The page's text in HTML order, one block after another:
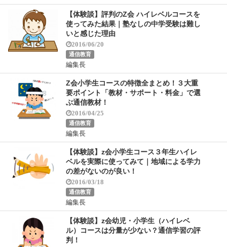
【体験談】評判のZ会 ハイレベルコースを
使ってみた結果｜塾なしの中学受験は難し
いと感じた理由
2016/06/20
通信教育
編集長
Z会小学生コースの特徴全まとめ！３大重
要ポイント「教材・サポート・料金」で選
ぶ通信教材！
2016/04/25
通信教育
編集長
【体験談】z会小学生コース３年生ハイレ
ベルを実際に使ってみて｜地域による学力
の差がないのが良い！
2016/03/18
通信教育
編集長
【体験談】z会幼児・小学生（ハイレベ
ル）コースは分量が少ない？通信学習の評
判！